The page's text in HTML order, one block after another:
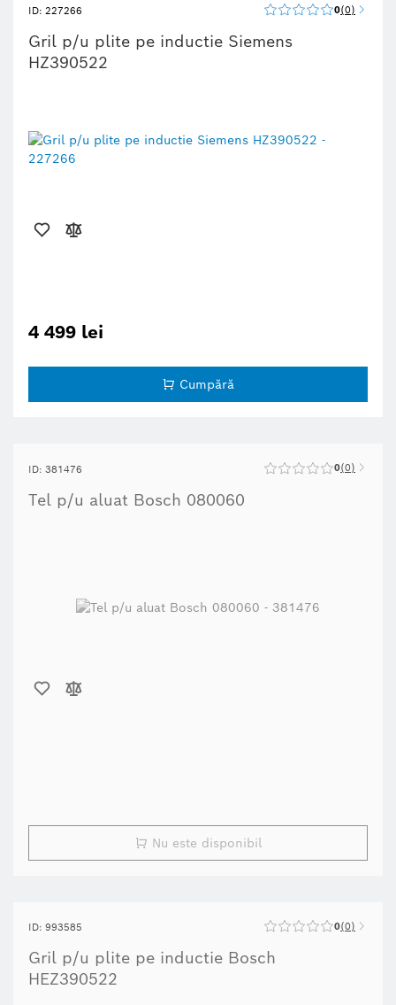
ID: 227266 0 0
Gril p/u plite pe inductie Siemens
HZ390522
4 499 lei
Cumpără
ID: 381476 0 0
Tel p/u aluat Bosch 080060
Nu este disponibil
ID: 993585 0 0
Gril p/u plite pe inductie Bosch
HEZ390522